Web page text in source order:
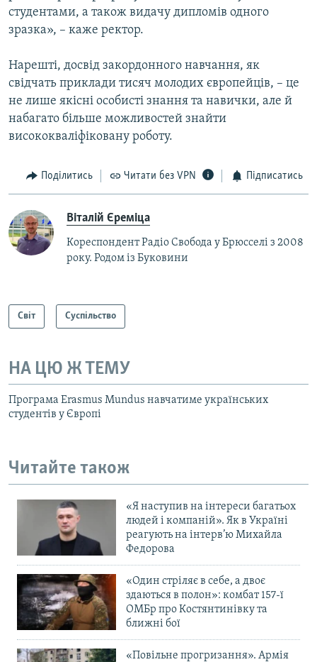
студентами, а також видачу дипломів одного
зразка», – каже ректор.
Нарешті, досвід закордонного навчання, як
свідчать приклади тисяч молодих європейців, – це
не лише якісні особисті знання та навички, але й
набагато більше можливостей знайти
висококваліфіковану роботу.
Поділитись Читати без VPN Підписатись
Віталій Єреміца
Кореспондент Радіо Свобода у Брюсселі з 2008
року. Родом із Буковини
Світ Суспільство
НА ЦЮ Ж ТЕМУ
Програма Erasmus Mundus навчатиме українських
студентів у Європі
Читайте також
«Я наступив на інтереси багатьох
людей і компаній». Як в Україні
реагують на інтерв’ю Михайла
Федорова
«Один стріляє в себе, а двоє
здаються в полон»: комбат 157-ї
ОМБр про Костянтинівку та
ближні бої
«Повільне прогризання». Армія